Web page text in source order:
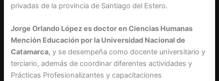
privadas de la provincia de Santiago del Estero.
Jorge Orlando López es doctor en Ciencias Humanas
Mención Educación por la Universidad Nacional de
Catamarca, y se desempeña como docente universitario y
terciario, además de coordinar diferentes actividades y
Prácticas Profesionalizantes y capacitaciones